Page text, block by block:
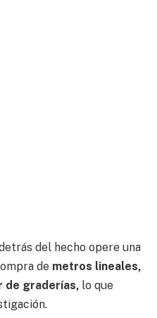
del hecho opere una
de metros lineales,
de graderías, lo que